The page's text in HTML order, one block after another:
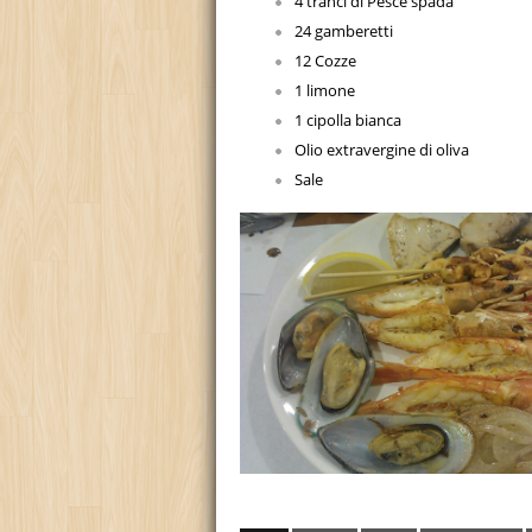
24 gamberetti
12 Cozze
1 limone
1 cipolla bianca
Olio extravergine di oliva
Sale